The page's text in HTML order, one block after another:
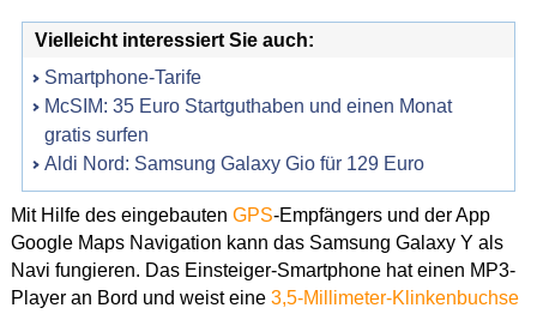
Vielleicht interessiert Sie auch:
Smartphone-Tarife
McSIM: 35 Euro Startguthaben und einen Monat
gratis surfen
Aldi Nord: Samsung Galaxy Gio für 129 Euro
Mit Hilfe des eingebauten GPS-Empfängers und der App
Google Maps Navigation kann das Samsung Galaxy Y als
Navi fungieren. Das Einsteiger-Smartphone hat einen MP3-
Player an Bord und weist eine 3,5-Millimeter-Klinkenbuchse